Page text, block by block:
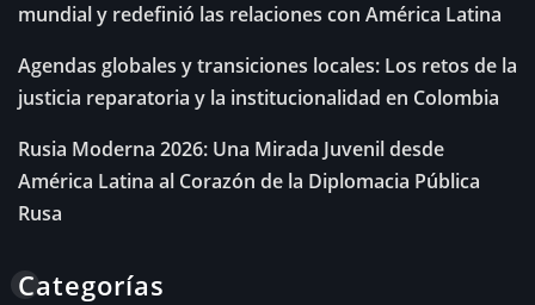
mundial y redefinió las relaciones con América Latina
Agendas globales y transiciones locales: Los retos de la
justicia reparatoria y la institucionalidad en Colombia
Rusia Moderna 2026: Una Mirada Juvenil desde
América Latina al Corazón de la Diplomacia Pública
Rusa
Categorías